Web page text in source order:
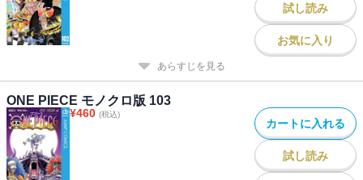
試し読み
お気に入り
あらすじを見る
ONE PIECE モノクロ版 103
¥460 (税込)
カートに入れる
試し読み